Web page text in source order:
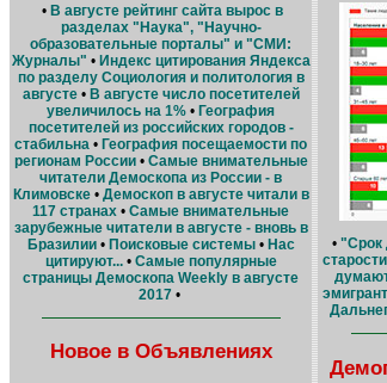
• В августе рейтинг сайта вырос в
разделах "Наука", "Научно-
образовательные порталы" и "СМИ:
Журналы" • Индекс цитирования Яндекса
по разделу Социология и политология в
августе• В августе число посетителей
увеличилось на 1% • География
посетителей из российских городов -
стабильна • География посещаемости по
регионам России• Cамые внимательные
читатели Демоскопа из России - в
Климовске• Демоскоп в августе читали в
117 странах • Самые внимательные
зарубежные читатели в августе - вновь в
Бразилии• Поисковые системы• Нас
цитируют...• Самые популярные
страницы Демоскопа Weekly в августе
2017•
Новое в Объявлениях
• "Срок